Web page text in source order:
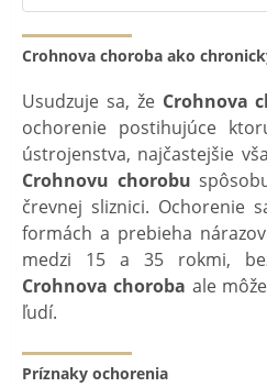
Crohnova choroba ako
Usudzuje sa, že Crohnova
ochorenie postihujúce
ústrojenstva, najčastejšie
Crohnovu chorobu
črevnej sliznici. Ochorenie
formách a prebieha
medzi 15 a 35 rokmi,
Crohnova choroba ale
ľudí.
Príznaky ochorenia